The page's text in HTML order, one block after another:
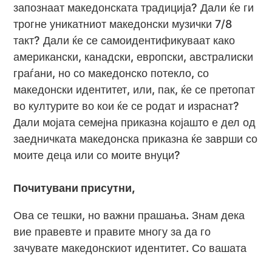
запознаат македонската традиција? Дали ќе ги
трогне уникатниот македонски музички 7/8
такт? Дали ќе се самоидентификуваат како
американски, канадски, европски, австралиски
граѓани, но со македонско потекло, со
македонски идентитет, или, пак, ќе се претопат
во културите во кои ќе се родат и израснат?
Дали мојата семејна приказна којашто е дел од
заедничката македонска приказна ќе заврши со
моите деца или со моите внуци?
Почитувани присутни,
Ова се тешки, но важни прашања. Знам дека
вие правевте и правите многу за да го
зачувате македонскиот идентитет. Со вашата